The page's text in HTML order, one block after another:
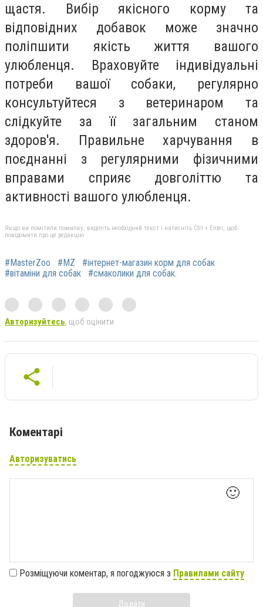
щастя. Вибір якісного корму та
відповідних добавок може значно
поліпшити якість життя вашого
улюбленця. Враховуйте індивідуальні
потреби вашої собаки, регулярно
консультуйтеся з ветеринаром та
слідкуйте за її загальним станом
здоров'я. Правильне харчування в
поєднанні з регулярними фізичними
вправами сприяє довголіттю та
активності вашого улюбленця.
Якщо ви помітили помилку, виділіть необхідний текст і натисніть Ctrl + Enter, щоб
повідомити про це редакцію
#MasterZoo #MZ
#інтернет-магазин корм для собак
#вітаміни для собак
#смаколики для собак.
Авторизуйтесь, щоб оцінити
Коментарі
Авторизуватись
🙂
Розміщуючи коментар, я погоджуюся з Правилами сайту
Додати